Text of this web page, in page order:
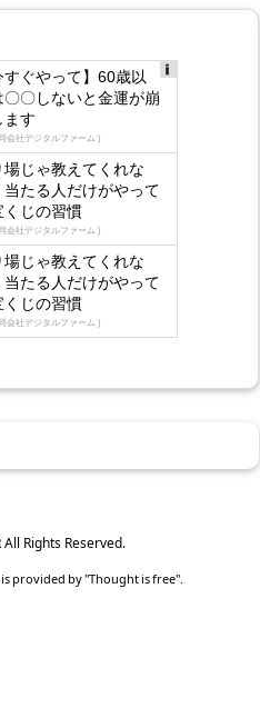
gly
すぐやって】60歳以
〇〇しないと金運が崩
ます
会社デジタルファーム )
場じゃ教えてくれな
当たる人だけがやって
くじの習慣
会社デジタルファーム )
場じゃ教えてくれな
当たる人だけがやって
くじの習慣
会社デジタルファーム )
All Rights Reserved.
provided by "Thought is free".